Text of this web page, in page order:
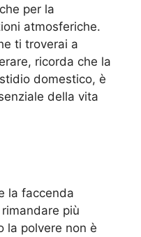
per la
atmosferiche.
ti troverai a
ricorda che la
domestico, è
della vita
la faccenda
più
la polvere non è